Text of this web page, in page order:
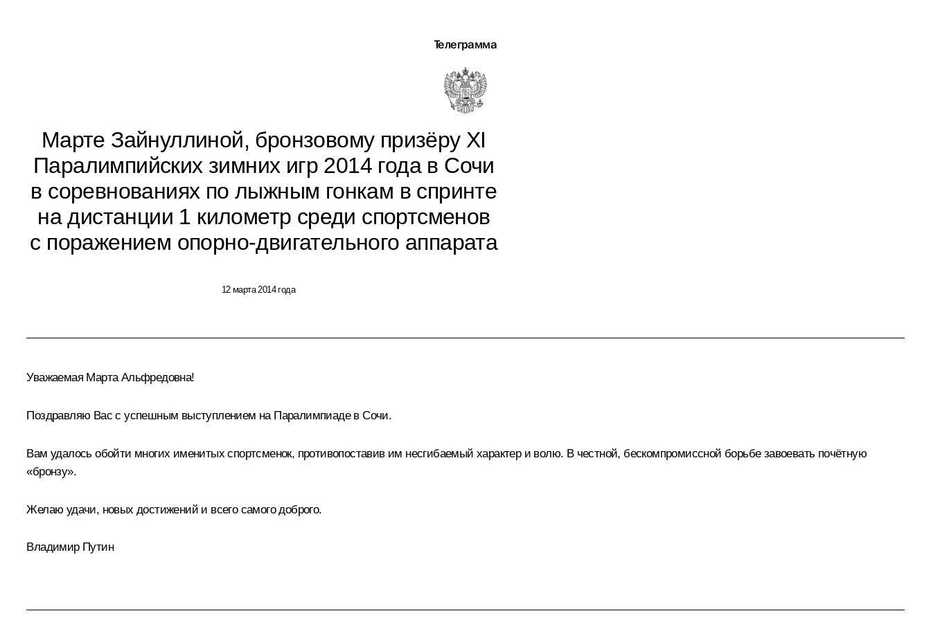
Телеграмма
Марте Зайнуллиной, бронзовому призёру XI
Паралимпийских зимних игр 2014 года в Сочи
в соревнованиях по лыжным гонкам в спринте
на дистанции 1 километр среди спортсменов
с поражением опорно-двигательного аппарата
12 марта 2014 года
Уважаемая Марта Альфредовна!
Поздравляю Вас с успешным выступлением на Паралимпиаде в Сочи.
Вам удалось обойти многих именитых спортсменок, противопоставив им несгибаемый характер и волю. В честной, бескомпромиссной борьбе завоевать почётную
«бронзу».
Желаю удачи, новых достижений и всего самого доброго.
Владимир Путин